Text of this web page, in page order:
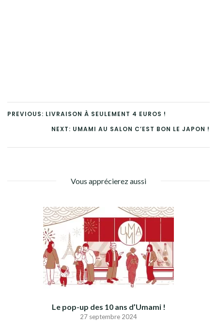
PREVIOUS: LIVRAISON À SEULEMENT 4 EUROS !
NEXT: UMAMI AU SALON C’EST BON LE JAPON !
Vous apprécierez aussi
Le pop-up des 10 ans d’Umami !
27 septembre 2024